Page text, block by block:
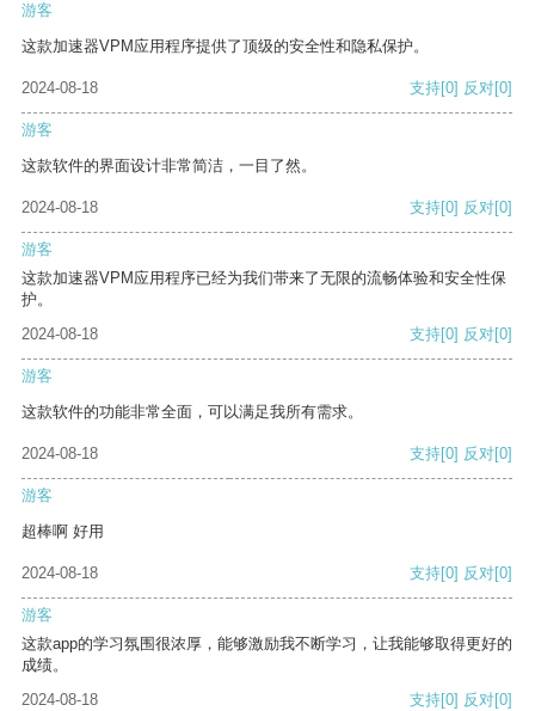
游客
这款加速器VPM应用程序提供了顶级的安全性和隐私保护。
2024-08-18 支持[0] 反对[0]
游客
这款软件的界面设计非常简洁，一目了然。
2024-08-18 支持[0] 反对[0]
游客
这款加速器VPM应用程序已经为我们带来了无限的流畅体验和安全性保
护。
2024-08-18
支持[0] 反对[0]
游客
这款软件的功能非常全面，可以满足我所有需求。
2024-08-18 支持[0] 反对[0]
游客
超棒啊 好用
2024-08-18 支持[0] 反对[0]
游客
这款app的学习氛围很浓厚，能够激励我不断学习，让我能够取得更好的
成绩。
2024-08-18
支持[0] 反对[0]